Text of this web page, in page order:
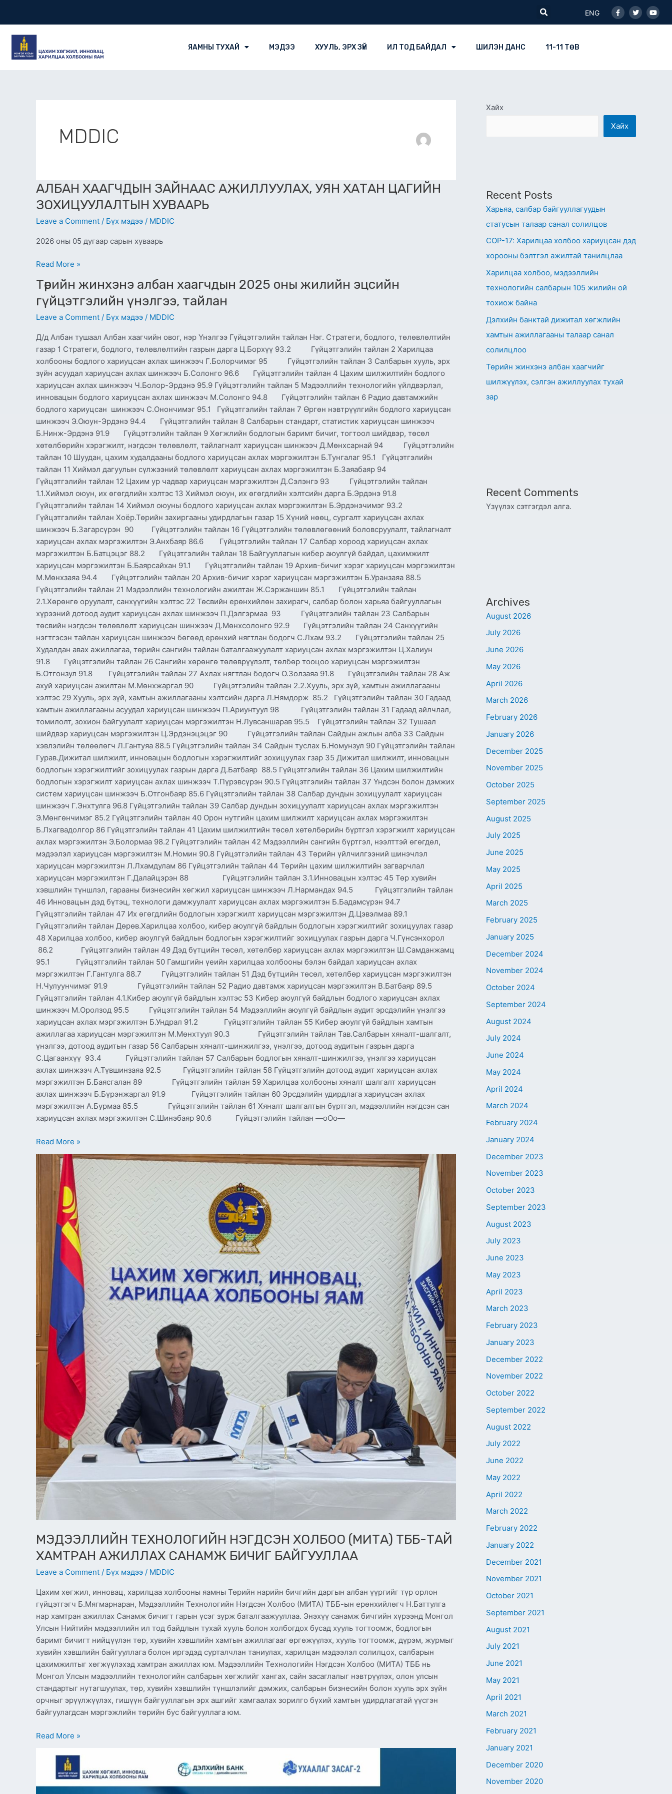
Search
ENG
f
ЯАМНЫ ТУХАЙ МЭДЭЭ ХУУЛЬ, ЭРХ ЗҮЙ ИЛ ТОД БАЙДАЛ ШИЛЭН ДАНС 11-11 ТӨВ
MDDIC
АЛБАН ХААГЧДЫН ЗАЙНААС АЖИЛЛУУЛАХ, УЯН ХАТАН ЦАГИЙН
ЗОХИЦУУЛАЛТЫН ХУВААРЬ
Leave a Comment / Бүх мэдээ / MDDIC
2026 оны 05 дугаар сарын хуваарь
АЛБАН
ЗАЙНААС
АЖИЛЛУУЛАХ,
ХАТАН
ЗОХИЦУУЛАЛТЫН
ХУВААРЬ
Read More »
Төрийн жинхэнэ албан хаагчдын 2025 оны жилийн эцсийн
гүйцэтгэлийн үнэлгээ, тайлан
Leave a Comment / Бүх мэдээ / MDDIC
Д/д Албан тушаал Албан хаагчийн овог, нэр Үнэлгээ Гүйцэтгэлийн тайлан Нэг. Стратеги, бодлого, төлөвлөлтийн
газар 1 Стратеги, бодлого, төлөвлөлтийн газрын дарга Ц.Борхүү 93.2 Гүйцэтгэлийн тайлан 2 Харилцаа
холбооны бодлого хариуцсан ахлах шинжээч Г.Болорчимэг 95 Гүйцэтгэлийн тайлан 3 Салбарын хууль, эрх
зүйн асуудал хариуцсан ахлах шинжээч Б.Солонго 96.6 Гүйцэтгэлийн тайлан 4 Цахим шилжилтийн бодлого
хариуцсан ахлах шинжээч Ч.Болор-Эрдэнэ 95.9 Гүйцэтгэлийн тайлан 5 Мэдээллийн технологийн үйлдвэрлэл,
инновацын бодлого хариуцсан ахлах шинжээч М.Солонго 94.8 Гүйцэтгэлийн тайлан 6 Радио давтамжийн
бодлого хариуцсан шинжээч С.Онончимэг 95.1 Гүйцэтгэлийн тайлан 7 Өргөн нэвтрүүлгийн бодлого хариуцсан
шинжээч Э.Оюун-Эрдэнэ 94.4 Гүйцэтгэлийн тайлан 8 Салбарын стандарт, статистик хариуцсан шинжээч
Б.Нинж-Эрдэнэ 91.9 Гүйцэтгэлийн тайлан 9 Хөгжлийн бодлогын баримт бичиг, тогтоол шийдвэр, төсөл
хөтөлбөрийн хэрэгжилт, нэгдсэн төлөвлөлт, тайлагналт хариуцсан шинжээч Д.Мөнхсарнай 94 Гүйцэтгэлийн
тайлан 10 Шуудан, цахим худалдааны бодлого хариуцсан ахлах мэргэжилтэн Б.Тунгалаг 95.1 Гүйцэтгэлийн
тайлан 11 Хиймэл дагуулын сүлжээний төлөвлөлт хариуцсан ахлах мэргэжилтэн Б.Заяабаяр 94
Гүйцэтгэлийн тайлан 12 Цахим ур чадвар хариуцсан мэргэжилтэн Д.Сэлэнгэ 93 Гүйцэтгэлийн тайлан
1.1.Хиймэл оюун, их өгөгдлийн хэлтэс 13 Хиймэл оюун, их өгөгдлийн хэлтсийн дарга Б.Эрдэнэ 91.8
Гүйцэтгэлийн тайлан 14 Хиймэл оюуны бодлого хариуцсан ахлах мэргэжилтэн Б.Эрдэнэчимэг 93.2
Гүйцэтгэлийн тайлан Хоёр.Төрийн захиргааны удирдлагын газар 15 Хүний нөөц, сургалт хариуцсан ахлах
шинжээч Б.Загарсүрэн 90 Гүйцэтгэлийн тайлан 16 Гүйцэтгэлийн төлөвлөгөөний боловсруулалт, тайлагналт
хариуцсан ахлах мэргэжилтэн Э.Анхбаяр 86.6 Гүйцэтгэлийн тайлан 17 Салбар хороод хариуцсан ахлах
мэргэжилтэн Б.Батцэцэг 88.2 Гүйцэтгэлийн тайлан 18 Байгууллагын кибер аюулгүй байдал, цахимжилт
хариуцсан мэргэжилтэн Б.Баярсайхан 91.1 Гүйцэтгэлийн тайлан 19 Архив-бичиг хэрэг хариуцсан мэргэжилтэн
М.Мөнхзаяа 94.4 Гүйцэтгэлийн тайлан 20 Архив-бичиг хэрэг хариуцсан мэргэжилтэн Б.Уранзаяа 88.5
Гүйцэтгэлийн тайлан 21 Мэдээллийн технологийн ажилтан Ж.Сэржаншин 85.1 Гүйцэтгэлийн тайлан
2.1.Хөрөнгө оруулалт, санхүүгийн хэлтэс 22 Төсвийн ерөнхийлөн захирагч, салбар болон харьяа байгууллагын
хүрээний дотоод аудит хариуцсан ахлах шинжээч П.Дэлгэрмаа 93 Гүйцэтгэлийн тайлан 23 Салбарын
төсвийн нэгдсэн төлөвлөлт хариуцсан шинжээч Д.Мөнхсолонго 92.9 Гүйцэтгэлийн тайлан 24 Санхүүгийн
нэгтгэсэн тайлан хариуцсан шинжээч бөгөөд ерөнхий нягтлан бодогч С.Лхам 93.2 Гүйцэтгэлийн тайлан 25
Худалдан авах ажиллагаа, төрийн сангийн тайлан баталгаажуулалт хариуцсан ахлах мэргэжилтэн Ц.Халиун
91.8 Гүйцэтгэлийн тайлан 26 Сангийн хөрөнгө төлөврүүлэлт, төлбөр тооцоо хариуцсан мэргэжилтэн
Б.Отгонзул 91.8 Гүйцэтгэлийн тайлан 27 Ахлах нягтлан бодогч О.Золзаяа 91.8 Гүйцэтгэлийн тайлан 28 Аж
ахуй хариуцсан ажилтан М.Мөнхжаргал 90 Гүйцэтгэлийн тайлан 2.2.Хууль, эрх зүй, хамтын ажиллагааны
хэлтэс 29 Хууль, эрх зүй, хамтын ажиллагааны хэлтсийн дарга Л.Нямдорж 85.2 Гүйцэтгэлийн тайлан 30 Гадаад
хамтын ажиллагааны асуудал хариуцсан шинжээч П.Ариунтуул 98 Гүйцэтгэлийн тайлан 31 Гадаад айлчлал,
томилолт, зохион байгуулалт хариуцсан мэргэжилтэн Н.Лувсаншарав 95.5 Гүйцэтгэлийн тайлан 32 Тушаал
шийдвэр хариуцсан мэргэжилтэн Ц.Эрдэнэцэцэг 90 Гүйцэтгэлийн тайлан Сайдын ажлын алба 33 Сайдын
хэвлэлийн төлөөлөгч Л.Гантуяа 88.5 Гүйцэтгэлийн тайлан 34 Сайдын туслах Б.Номунзул 90 Гүйцэтгэлийн тайлан
Гурав.Дижитал шилжилт, инновацын бодлогын хэрэгжилтийг зохицуулах гзар 35 Дижитал шилжилт, инновацын
бодлогын хэрэгжилтийг зохицуулах газрын дарга Д.Батбаяр 88.5 Гүйцэтгэлийн тайлан 36 Цахим шилжилтийн
бодлогын хэрэгжилт хариуцсан ахлах шинжээч Т.Пүрэвсүрэн 90.5 Гүйцэтгэлийн тайлан 37 Үндсэн болон дэмжих
систем хариуцсан шинжээч Б.Отгонбаяр 85.6 Гүйцэтгэлийн тайлан 38 Салбар дундын зохицуулалт хариуцсан
шинжээч Г.Энхтулга 96.8 Гүйцэтгэлийн тайлан 39 Салбар дундын зохицуулалт хариуцсан ахлах мэргэжилтэн
Э.Мөнгөнчимэг 85.2 Гүйцэтгэлийн тайлан 40 Орон нутгийн цахим шилжилт хариуцсан ахлах мэргэжилтэн
Б.Лхагвадолгор 86 Гүйцэтгэлийн тайлан 41 Цахим шилжилтийн төсөл хөтөлбөрийн бүртгэл хэрэгжилт хариуцсан
ахлах мэргэжилтэн Э.Болормаа 98.2 Гүйцэтгэлийн тайлан 42 Мэдээллийн сангийн бүртгэл, нээлттэй өгөгдөл,
мэдээлэл хариуцсан мэргэжилтэн М.Номин 90.8 Гүйцэтгэлийн тайлан 43 Төрийн үйлчилгээний шинэчлэл
хариуцсан мэргэжилтэн Л.Лхамдулам 86 Гүйцэтгэлийн тайлан 44 Төрийн цахим шилжилтийн загварчлал
хариуцсан мэргэжилтэн Г.Далайцэрэн 88 Гүйцэтгэлийн тайлан 3.1.Инновацын хэлтэс 45 Төр хувийн
хэвшлийн түншлэл, гарааны бизнесийн хөгжил хариуцсан шинжээч Л.Нармандах 94.5 Гүйцэтгэлийн тайлан
46 Инновацын дэд бүтэц, технологи дамжуулалт хариуцсан ахлах мэргэжилтэн Б.Бадамсүрэн 94.7
Гүйцэтгэлийн тайлан 47 Их өгөгдлийн бодлогын хэрэгжилт хариуцсан мэргэжилтэн Д.Цэвэлмаа 89.1
Гүйцэтгэлийн тайлан Дөрөв.Харилцаа холбоо, кибер аюулгүй байдлын бодлогын хэрэгжилтийг зохицуулах газар
48 Харилцаа холбоо, кибер аюулгүй байдлын бодлогын хэрэгжилтийг зохицуулах газрын дарга Ч.Гүнсэнхорол
86.2 Гүйцэтгэлийн тайлан 49 Дэд бүтцийн төсөл, хөтөлбөр хариуцсан ахлах мэргэжилтэн Ш.Самданжамц
95.1 Гүйцэтгэлийн тайлан 50 Гамшгийн үеийн харилцаа холбооны бэлэн байдал хариуцсан ахлах
мэргэжилтэн Г.Гантулга 88.7 Гүйцэтгэлийн тайлан 51 Дэд бүтцийн төсөл, хөтөлбөр хариуцсан мэргэжилтэн
Н.Чулуунчимэг 91.9 Гүйцэтгэлийн тайлан 52 Радио давтамж хариуцсан мэргэжилтэн В.Батбаяр 89.5
Гүйцэтгэлийн тайлан 4.1.Кибер аюулгүй байдлын хэлтэс 53 Кибер аюулгүй байдлын бодлого хариуцсан ахлах
шинжээч М.Оролзод 95.5 Гүйцэтгэлийн тайлан 54 Мэдээллийн аюулгүй байдлын аудит эрсдэлийн үнэлгээ
хариуцсан ахлах мэргэжилтэн Б.Ундрал 91.2 Гүйцэтгэлийн тайлан 55 Кибер аюулгүй байдлын хамтын
ажиллагаа хариуцсан мэргэжилтэн М.Мөнхтуул 90.3 Гүйцэтгэлийн тайлан Тав.Салбарын хяналт-шалгалт,
үнэлгээ, дотоод аудитын газар 56 Салбарын хяналт-шинжилгээ, үнэлгээ, дотоод аудитын газрын дарга
С.Цагаанхүү 93.4 Гүйцэтгэлийн тайлан 57 Салбарын бодлогын хяналт-шинжилгээ, үнэлгээ хариуцсан
ахлах шинжээч А.Түвшинзаяа 92.5 Гүйцэтгэлийн тайлан 58 Гүйцэтгэлийн дотоод аудит хариуцсан ахлах
мэргэжилтэн Б.Баясгалан 89 Гүйцэтгэлийн тайлан 59 Харилцаа холбооны хяналт шалгалт хариуцсан
ахлах шинжээч Б.Бүрэнжаргал 91.9 Гүйцэтгэлийн тайлан 60 Эрсдэлийн удирдлага хариуцсан ахлах
мэргэжилтэн А.Бурмаа 85.5 Гүйцэтгэлийн тайлан 61 Хяналт шалгалтын бүртгэл, мэдээллийн нэгдсэн сан
хариуцсан ахлах мэргэжилтэн С.Шинэбаяр 90.6 Гүйцэтгэлийн тайлан —оОо—
Төрийн
жинхэнэ
албан
хаагчдын
оны
жилийн
эцсийн
гүйцэтгэлийн
үнэлгээ,
тайлан
Read More »
МЭДЭЭЛЛИЙН ТЕХНОЛОГИЙН НЭГДСЭН ХОЛБОО (МИТА) ТББ-ТАЙ
ХАМТРАН АЖИЛЛАХ САНАМЖ БИЧИГ БАЙГУУЛЛАА
Leave a Comment / Бүх мэдээ / MDDIC
Цахим хөгжил, инновац, харилцаа холбооны яамны Төрийн нарийн бичгийн даргын албан үүргийг түр орлон
гүйцэтгэгч Б.Мягмарнаран, Мэдээллийн Технологийн Нэгдсэн Холбоо (МИТА) ТББ-ын ерөнхийлөгч Н.Баттулга
нар хамтран ажиллах Санамж бичигт гарын үсэг зурж баталгаажууллаа. Энэхүү санамж бичгийн хүрээнд Монгол
Улсын Нийтийн мэдээллийн ил тод байдлын тухай хууль болон холбогдох бусад хууль тогтоомж, бодлогын
баримт бичигт нийцүүлэн төр, хувийн хэвшлийн хамтын ажиллагааг өргөжүүлэх, хууль тогтоомж, дүрэм, журмыг
хувийн хэвшлийн байгууллага болон иргэдэд сурталчлан таниулах, харилцан мэдээлэл солилцох, салбарын
цахимжилтыг хөгжүүлэхэд хамтран ажиллах юм. Мэдээллийн Технологийн Нэгдсэн Холбоо (МИТА) ТББ нь
Монгол Улсын мэдээллийн технологийн салбарын хөгжлийг хангах, сайн засаглалыг нэвтрүүлэх, олон улсын
стандартыг нутагшуулах, төр, хувийн хэвшлийн түншлэлийг дэмжих, салбарын бизнесийн болон хууль эрх зүйн
орчныг эрүүлжүүлэх, гишүүн байгууллагын эрх ашгийг хамгаалах зорилго бүхий хамтын удирдлагатай үүсгэн
байгуулагдсан мэргэжлийн төрийн бус байгууллага юм.
МЭДЭЭЛЛИЙН
ТЕХНОЛОГИЙН
НЭГДСЭН
ХОЛБОО
(МИТА)
ХАМТРАН
АЖИЛЛАХ
САНАМЖ
БИЧИГ
БАЙГУУЛЛАА
Read More »
Цахим
хөгжил,
инновац,
харилцаа
Хайх
Хайх
Recent Posts
Харьяа, салбар байгууллагуудын
статусын талаар санал солилцов
СОР-17: Харилцаа холбоо хариуцсан дэд
хорооны бэлтгэл ажилтай танилцлаа
Харилцаа холбоо, мэдээллийн
технологийн салбарын 105 жилийн ой
тохиож байна
Дэлхийн банктай дижитал хөгжлийн
хамтын ажиллагааны талаар санал
солилцлоо
Төрийн жинхэнэ албан хаагчийг
шилжүүлэх, сэлгэн ажиллуулах тухай
зар
Recent Comments
Үзүүлэх сэтгэгдэл алга.
Archives
August 2026
July 2026
June 2026
May 2026
April 2026
March 2026
February 2026
January 2026
December 2025
November 2025
October 2025
September 2025
August 2025
July 2025
June 2025
May 2025
April 2025
March 2025
February 2025
January 2025
December 2024
November 2024
October 2024
September 2024
August 2024
July 2024
June 2024
May 2024
April 2024
March 2024
February 2024
January 2024
December 2023
November 2023
October 2023
September 2023
August 2023
July 2023
June 2023
May 2023
April 2023
March 2023
February 2023
January 2023
December 2022
November 2022
October 2022
September 2022
August 2022
July 2022
June 2022
May 2022
April 2022
March 2022
February 2022
January 2022
December 2021
November 2021
October 2021
September 2021
August 2021
July 2021
June 2021
May 2021
April 2021
March 2021
February 2021
January 2021
December 2020
November 2020